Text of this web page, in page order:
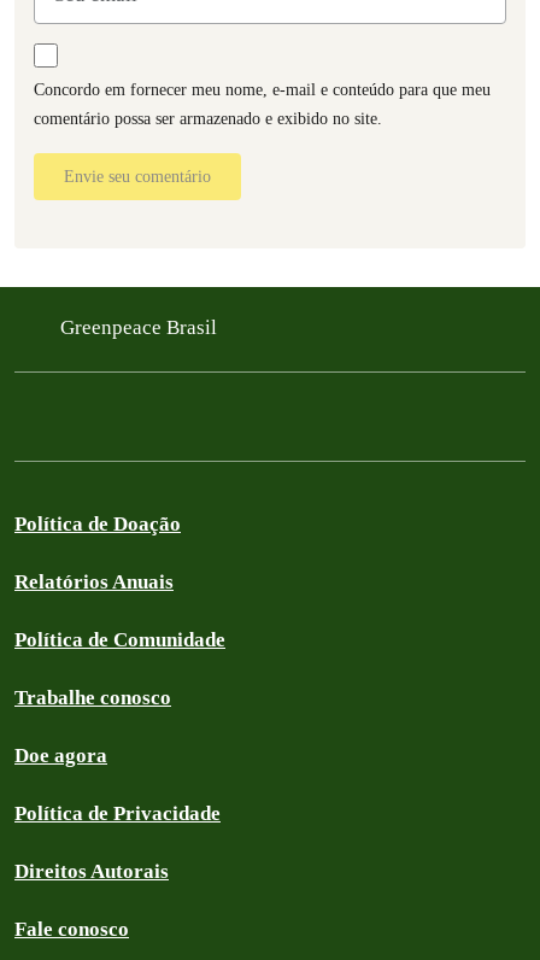
Concordo em fornecer meu nome, e-mail e conteúdo para que meu
comentário possa ser armazenado e exibido no site.
Envie seu comentário
Greenpeace Brasil
Política de Doação
Relatórios Anuais
Política de Comunidade
Trabalhe conosco
Doe agora
Política de Privacidade
Direitos Autorais
Fale conosco